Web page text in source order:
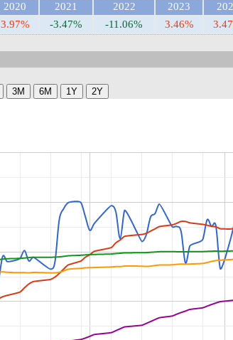
2020 2021 2022 2023
3.97% -3.47% -11.06% 3.46%